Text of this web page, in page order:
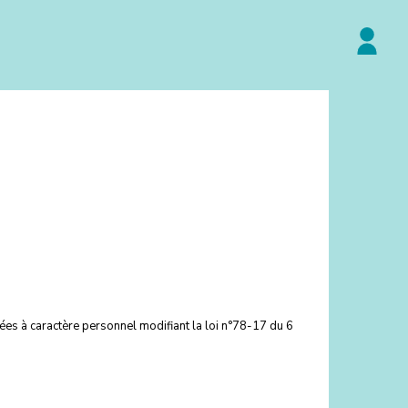
à caractère personnel modifiant la loi n°78-17 du 6